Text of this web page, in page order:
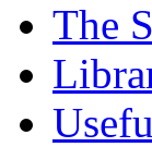
The